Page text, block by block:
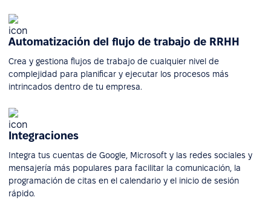
Automatización del flujo de trabajo de RRHH
Crea y gestiona flujos de trabajo de cualquier nivel de
complejidad para planificar y ejecutar los procesos más
intrincados dentro de tu empresa.
Integraciones
Integra tus cuentas de Google, Microsoft y las redes sociales y
mensajería más populares para facilitar la comunicación, la
programación de citas en el calendario y el inicio de sesión
rápido.